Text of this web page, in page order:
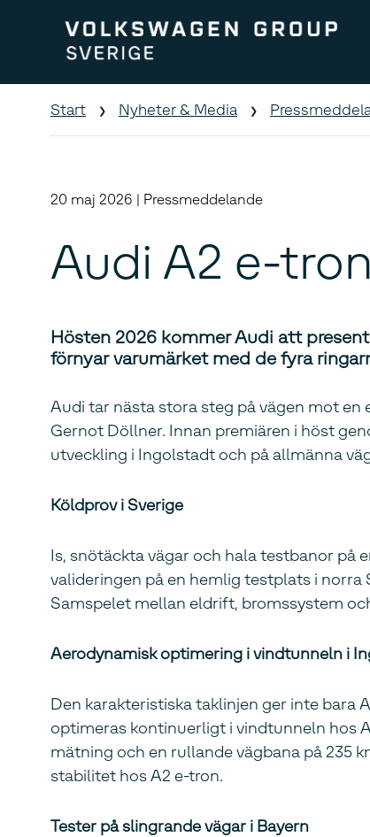
Start Nyheter & Media
20 maj 2026 | Pressmeddelande
Audi A2 e-
Hösten 2026 kommer Audi att
förnyar varumärket med de fyra
Audi tar nästa stora steg på vägen mot
Gernot Döllner. Innan premiären i höst
utveckling i Ingolstadt och på allmänna
Köldprov i Sverige
Is, snötäckta vägar och hala testbanor på
valideringen på en hemlig testplats i
Samspelet mellan eldrift, bromssystem
Aerodynamisk optimering i vindtunneln i
Den karakteristiska taklinjen ger inte bara
optimeras kontinuerligt i vindtunneln hos
mätning och en rullande vägbana på 235
stabilitet hos A2 e-tron.
Tester på slingrande vägar i Bayern